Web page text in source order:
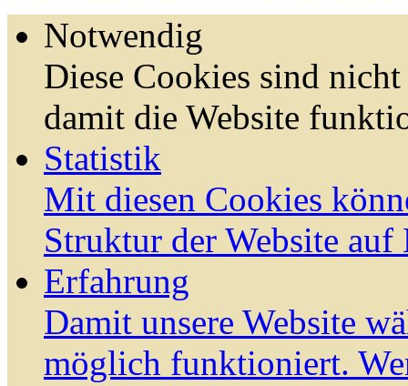
Notwendig
Diese Cookies sind
damit die Website
Statistik
Mit diesen Cookies
Struktur der Website auf
Erfahrung
Damit unsere Website
möglich funktioniert.